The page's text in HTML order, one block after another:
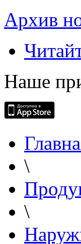
Архив
Наше
\
\